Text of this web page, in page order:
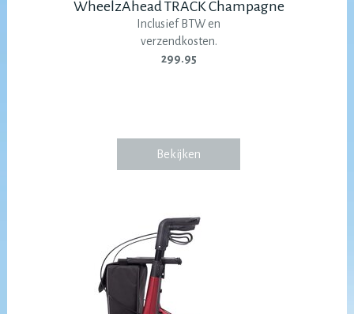
WheelzAhead TRACK Champagne
Inclusief BTW en
verzendkosten.
299.95
Bekijken